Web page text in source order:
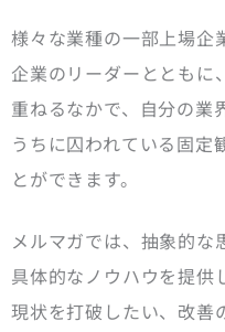
様々な業種の一部上場企
企業のリーダーとともに
重ねるなかで、自分の業
うちに囚われている固定
とができます。
メルマガでは、抽象的な
具体的なノウハウを提供
現状を打破したい、改善